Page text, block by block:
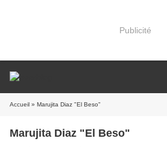
Publicité
Accueil » Marujita Diaz "El Beso"
Marujita Diaz "El Beso"